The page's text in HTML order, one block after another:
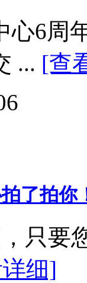
心6周
... [查
了拍你
只要
细]